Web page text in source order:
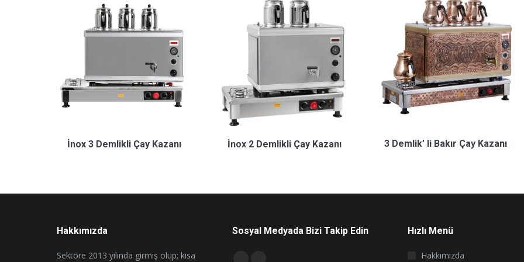
İnox 3 Demlikli Çay Kazanı İnox 2 Demlikli Çay Kazanı 3 Demlik’ li Bakır Çay Kazanı
Hakkımızda
Sektöre 2013 yılında girmiş olup; kısa
Sosyal Medyada Bizi Takip Edin Hızlı Menü
Hakkımızda